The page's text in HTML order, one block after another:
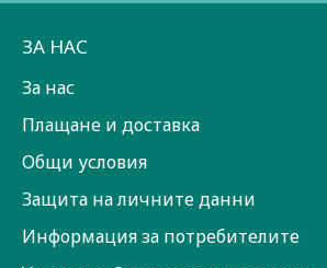
ЗА НАС
За нас
Плащане и доставка
Общи условия
Защита на личните данни
Информация за потребителите